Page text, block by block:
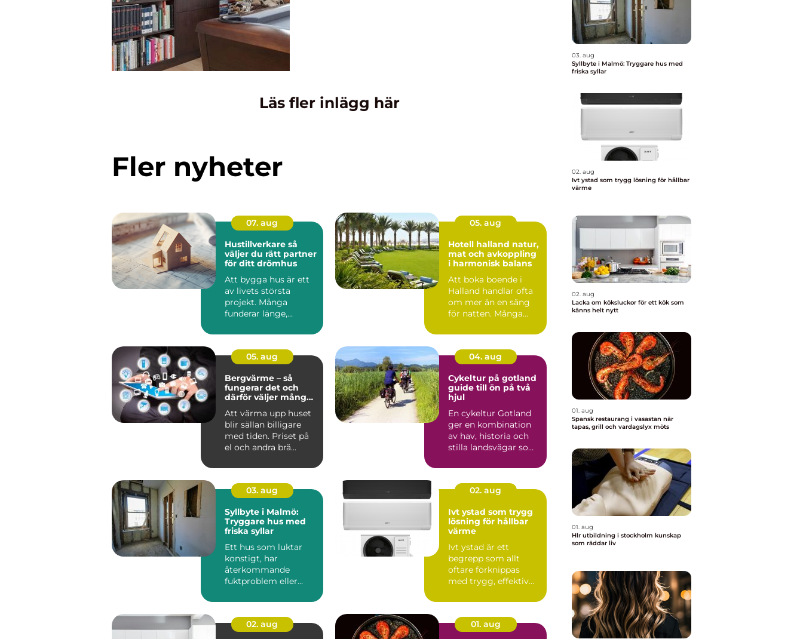
Läs fler inlägg här
Fler nyheter
07. aug
Hustillverkare så
väljer du rätt partner
för ditt drömhus
Att bygga hus är ett
av livets största
projekt. Många
funderar länge,
ritni...
05. aug
Hotell halland natur,
mat och avkoppling
i harmonisk balans
Att boka boende i
Halland handlar ofta
om mer än en säng
för natten. Många
n...
05. aug
Bergvärme – så
fungerar det och
därför väljer många
Att värma upp huset
blir sällan billigare
med tiden. Priset på
el och andra brä...
04. aug
Cykeltur på gotland
guide till ön på två
hjul
En cykeltur Gotland
ger en kombination
av hav, historia och
stilla landsvägar som
03. aug
Syllbyte i Malmö:
Tryggare hus med
friska syllar
Ett hus som luktar
konstigt, har
återkommande
fuktproblem eller
inomhusbesvär kan...
02. aug
Ivt ystad som trygg
lösning för hållbar
värme
Ivt ystad är ett
begrepp som allt
oftare förknippas
med trygg, effektiv
sydliga ...
02. aug
01. aug
03. aug
Syllbyte i Malmö: Tryggare hus med
friska syllar
02. aug
Ivt ystad som trygg lösning för hållbar
värme
02. aug
Lacka om köksluckor för ett kök som
känns helt nytt
01. aug
Spansk restaurang i vasastan när
tapas, grill och vardagslyx möts
01. aug
Hlr utbildning i stockholm kunskap
som räddar liv